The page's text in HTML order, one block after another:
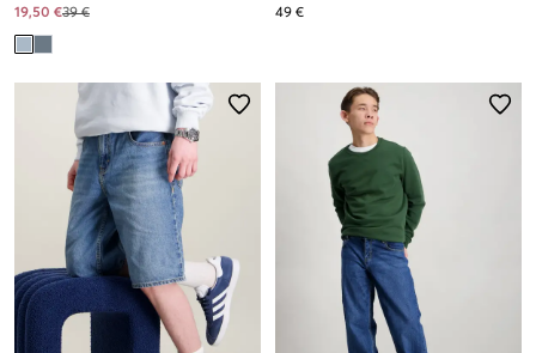
19,50 €39 €
49 €